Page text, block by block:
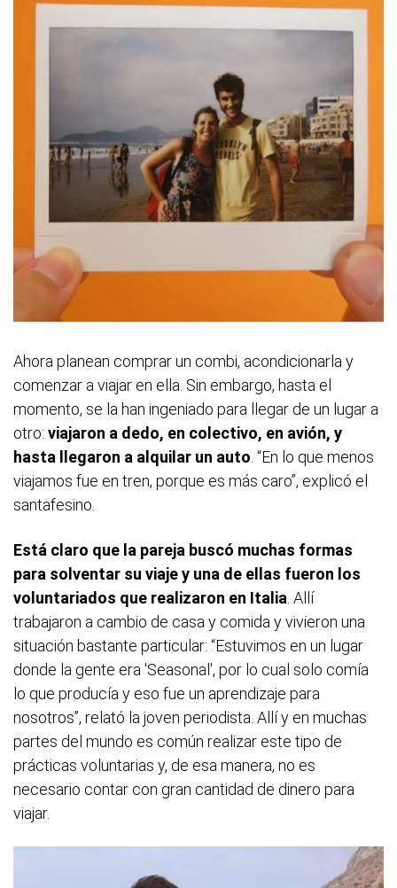
Ahora planean comprar un combi, acondicionarla y
comenzar a viajar en ella. Sin embargo, hasta el
momento, se la han ingeniado para llegar de un lugar a
otro: viajaron a dedo, en colectivo, en avión, y
hasta llegaron a alquilar un auto . “En lo que menos
viajamos fue en tren, porque es más caro”, explicó el
santafesino.
Está claro que la pareja buscó muchas formas
para solventar su viaje y una de ellas fueron los
voluntariados que realizaron en Italia . Allí
trabajaron a cambio de casa y comida y vivieron una
situación bastante particular: “Estuvimos en un lugar
donde la gente era 'Seasonal', por lo cual solo comía
lo que producía y eso fue un aprendizaje para
nosotros”, relató la joven periodista. Allí y en muchas
partes del mundo es común realizar este tipo de
prácticas voluntarias y, de esa manera, no es
necesario contar con gran cantidad de dinero para
viajar.